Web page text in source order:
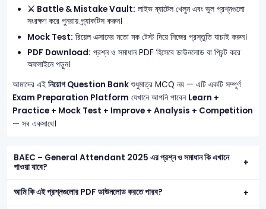
⚔️ Battle & Mistake Vault: লাইভ ব্যাটেল খেলুন এবং ভুল প্রশ্নগুলো
সংরক্ষণ করে পুনরায় প্র্যাকটিস করুন।
Mock Test: রিয়েল এক্সামের মতো মক টেস্ট দিয়ে নিজের প্রস্তুতি যাচাই করুন।
PDF Download: প্রশ্ন ও সমাধান PDF হিসেবে ডাউনলোড বা প্রিন্ট করে
অফলাইনে পড়ুন।
আমাদের এই নিয়োগ Question Bankশুধুমাত্র MCQ নয় — এটি একটি সম্পূর্ণ
Exam Preparation Platform যেখানে আপনি পাবেন Learn +
Practice + Mock Test + Improve + Analysis + Competition
— সব একসাথে।
BAEC – General Attendant 2025 এর প্রশ্ন ও সমাধান কি এখানে
পাওয়া যাবে?
আমি কি এই প্রশ্নগুলোর PDF ডাউনলোড করতে পারব?